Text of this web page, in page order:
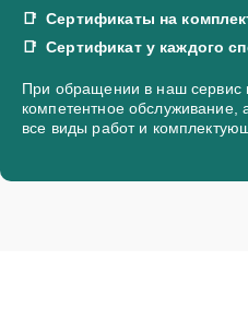
Сертификаты на
Сертификат у каждого
При обращении в наш сервис
компетентное обслуживание,
все виды работ и